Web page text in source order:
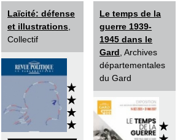
Laïcité: défense
et illustrations
Collectif
Le temps de la
guerre 1939-
1945 dans le
Gard , Archives
départementales
du Gard